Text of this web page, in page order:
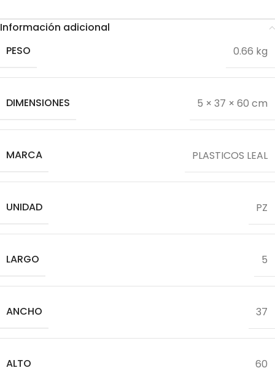
Información adicional
PESO
0.66 kg
DIMENSIONES 5 × 37 × 60 cm
MARCA PLASTICOS LEAL
UNIDAD PZ
LARGO 5
ANCHO 37
ALTO 60